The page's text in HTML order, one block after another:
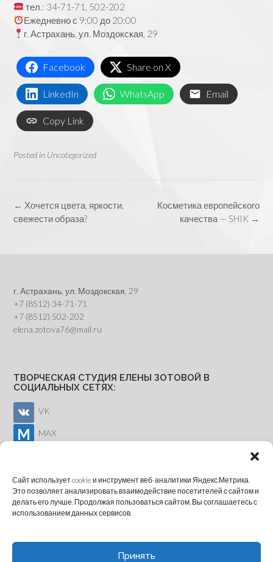
Сайт использует cookie и инструмент веб-аналитики Яндекс.Метрика.
Это позволяет анализировать взаимодействие посетителей с сайтом и
делать его лучше. Продолжая пользоваться сайтом, Вы соглашаетесь с
использованием данных сервисов.
Принять
тел.: 34-71-71, 502-202
Ежедневно с 9:00 до 20:00
г. Астрахань, ул. Моздокская, 29
Facebook Share on X
LinkedIn WhatsApp Email
Copy Link
Posted in Uncategorized
Post
navigation
Косметика европейского
качества — SHIK →
← Хочется цвета, яркости,
свежести образа?
г. Астрахань, ул. Моздокская, 29
+7 (8512) 34-71-71
+7 (8512) 502-202
elena.zotova76@mail.ru
ТВОРЧЕСКАЯ СТУДИЯ ЕЛЕНЫ ЗОТОВОЙ В
СОЦИАЛЬНЫХ СЕТЯХ:
VK
MAX
ОНЛАЙН-ЗАПИСЬ